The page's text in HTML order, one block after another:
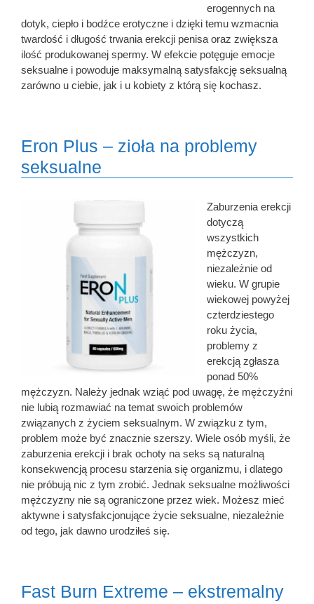
erogennych na
dotyk, ciepło i bodźce erotyczne i dzięki temu wzmacnia
twardość i długość trwania erekcji penisa oraz zwiększa
ilość produkowanej spermy. W efekcie potęguje emocje
seksualne i powoduje maksymalną satysfakcję seksualną
zarówno u ciebie, jak i u kobiety z którą się kochasz.
Eron Plus – zioła na problemy
seksualne
Zaburzenia erekcji
dotyczą
wszystkich
mężczyzn,
niezależnie od
wieku. W grupie
wiekowej powyżej
czterdziestego
roku życia,
problemy z
erekcją zgłasza
ponad 50%
mężczyzn. Należy jednak wziąć pod uwagę, że mężczyźni
nie lubią rozmawiać na temat swoich problemów
związanych z życiem seksualnym. W związku z tym,
problem może być znacznie szerszy. Wiele osób myśli, że
zaburzenia erekcji i brak ochoty na seks są naturalną
konsekwencją procesu starzenia się organizmu, i dlatego
nie próbują nic z tym zrobić. Jednak seksualne możliwości
mężczyzny nie są ograniczone przez wiek. Możesz mieć
aktywne i satysfakcjonujące życie seksualne, niezależnie
od tego, jak dawno urodziłeś się.
Fast Burn Extreme – ekstremalny